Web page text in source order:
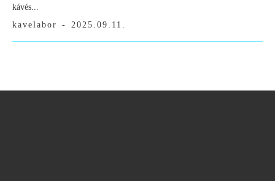
kávés...
kavelabor
- 2025.09.11.